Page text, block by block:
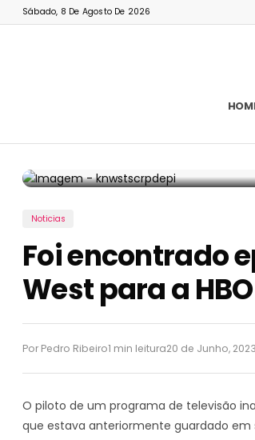
Sábado, 8 De Agosto De 2026
Noticias
Foi encontrado
West para a HBO
Por Pedro Ribeiro1 min leitura20 de Junho, 2023
O piloto de um programa de televisão
que estava anteriormente guardado em